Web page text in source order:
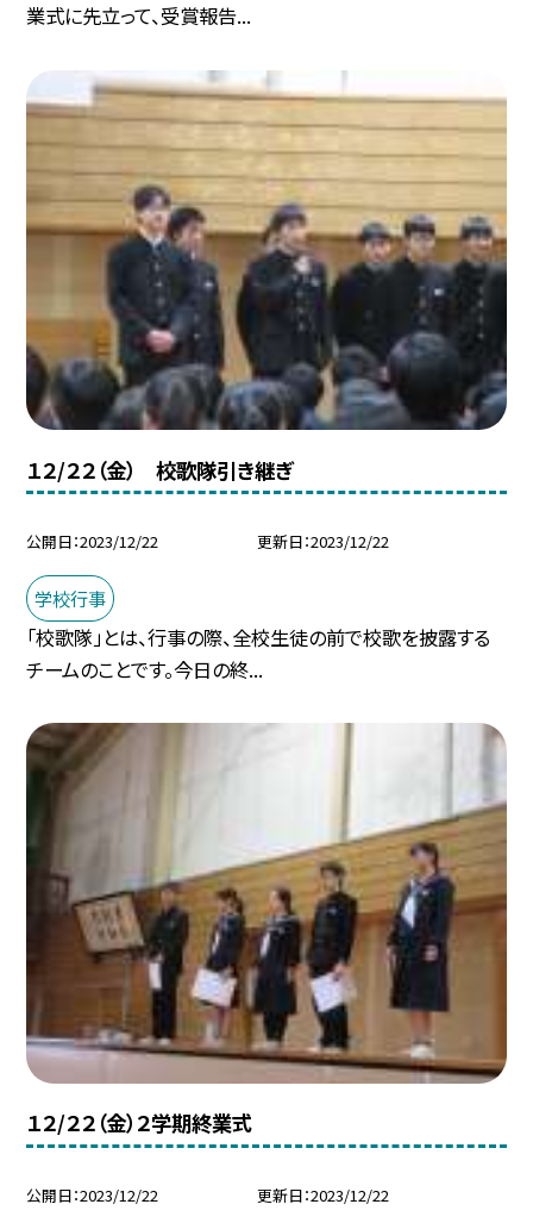
業式に先立って、受賞報告...
１２/２２（金） 校歌隊引き継ぎ
公開日 2023/12/22 更新日 2023/12/22
学校行事
「校歌隊」とは、行事の際、全校生徒の前で校歌を披露する
チームのことです。今日の終...
１２/２２（金）２学期終業式
公開日 2023/12/22 更新日 2023/12/22